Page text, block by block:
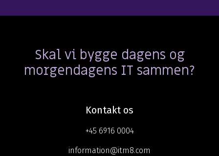
Skal vi bygge dagens og
morgendagens IT sammen?
Kontakt os
+45 6916 0004
information@itm8.com